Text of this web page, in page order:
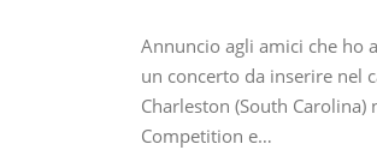
Annuncio agli amici che ho
un concerto da inserire nel
Charleston (South
Competition e…